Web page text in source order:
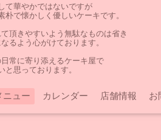
て華やかではないですが
朴で懐かしく優しいケーキです。
頂きやすいよう無駄なものは省き
るよう心がけております。
常に寄り添えるケーキ屋で
と思っております。
ニュー カレンダー 店舗情報 お